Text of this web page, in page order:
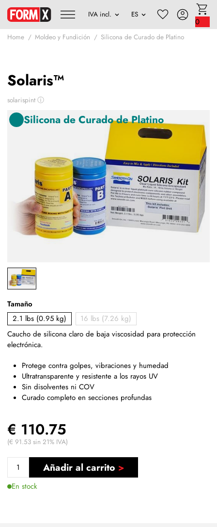
0
Home Moldeo y Fundición Silicona de Curado de Platino
Solaris™
solarispint ⓘ
Silicona de Curado de Platino
Tamaño
2.1 lbs (0.95 kg)
16 lbs (7.26 kg)
Caucho de silicona claro de baja viscosidad para protección
electrónica.
Protege contra golpes, vibraciones y humedad
Ultratransparente y resistente a los rayos UV
Sin disolventes ni COV
Curado completo en secciones profundas
€ 110.75
(€ 91.53 sin 21% IVA)
Añadir al carrito
En stock